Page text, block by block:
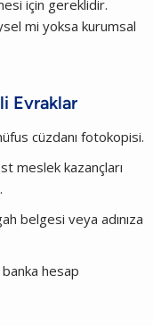
için gereklidir.
mi yoksa kurumsal
Evraklar
cüzdanı fotokopisi.
meslek kazançları
belgesi veya adınıza
hesap